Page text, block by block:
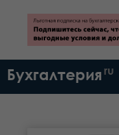
Бухгалтерия ru